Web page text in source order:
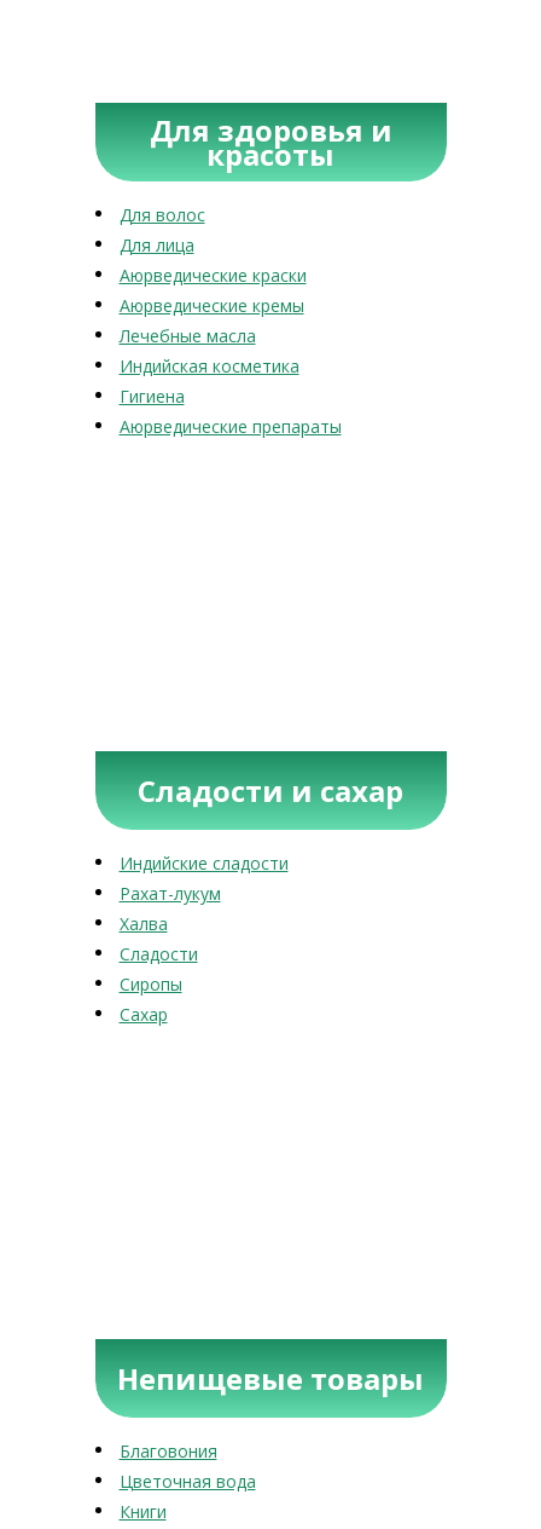
Для здоровья и
красоты
Для волос
Для лица
Аюрведические краски
Аюрведические кремы
Лечебные масла
Индийская косметика
Гигиена
Аюрведические препараты
Сладости и сахар
Индийские сладости
Рахат-лукум
Халва
Сладости
Сиропы
Сахар
Непищевые товары
Благовония
Цветочная вода
Книги